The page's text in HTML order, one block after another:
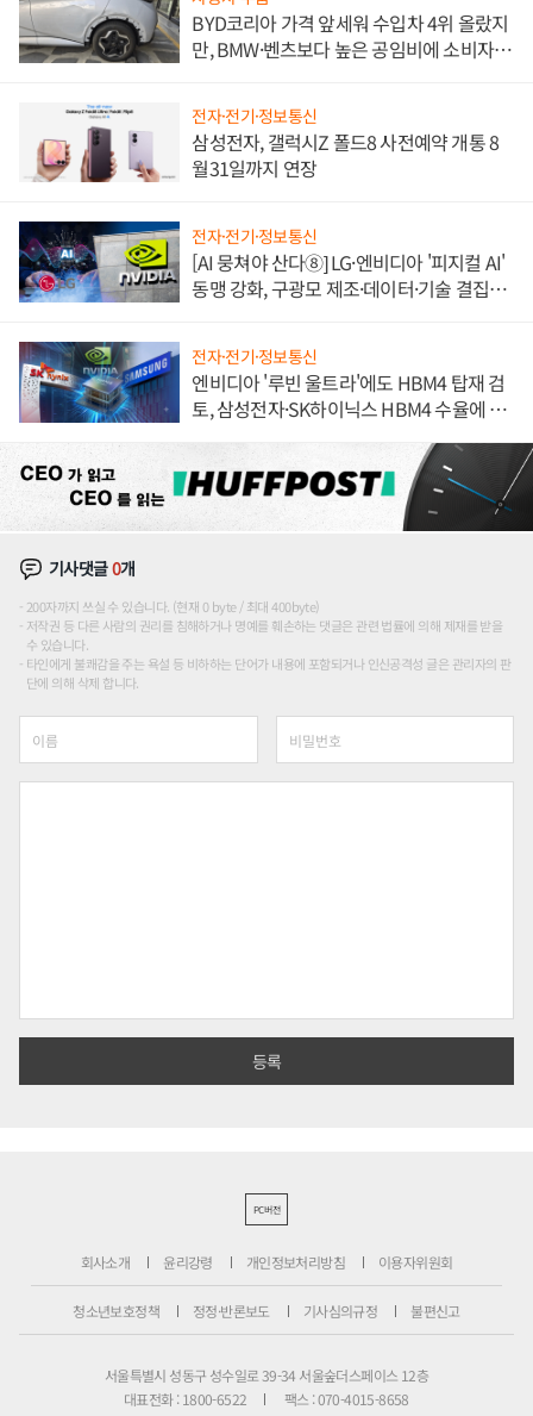
BYD코리아 가격 앞세워 수입차 4위 올랐지
만, BMW·벤츠보다 높은 공임비에 소비자
전자·전기·정보통신
삼성전자, 갤럭시Z 폴드8 사전예약 개통 8
월31일까지 연장
전자·전기·정보통신
[AI 뭉쳐야 산다⑧] LG·엔비디아 '피지컬 AI'
동맹 강화, 구광모 제조·데이터·기술 결집
전자·전기·정보통신
엔비디아 '루빈 울트라'에도 HBM4 탑재 검
토, 삼성전자·SK하이닉스 HBM4 수율에 주
기사댓글0개
200자까지 쓰실 수 있습니다. (현재 0 byte / 최대 400byte)
저작권 등 다른 사람의 권리를 침해하거나 명예를 훼손하는 댓글은 관련 법률에 의해 제재를 받을
수 있습니다.
타인에게 불쾌감을 주는 욕설 등 비하하는 단어가 내용에 포함되거나 인신공격성 글은 관리자의 판
단에 의해 삭제 합니다.
PC버전
회사소개 윤리강령 개인정보처리방침 이용자위원회
청소년보호정책 정정·반론보도 기사심의규정 불편신고
서울특별시 성동구 성수일로 39-34 서울숲더스페이스 12층
대표전화 : 1800-6522
팩스 : 070-4015-8658